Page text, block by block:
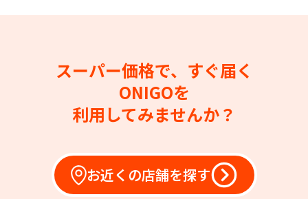
スーパー価格で、すぐ届く
ONIGOを
利用してみませんか？
お近くの店舗を探す